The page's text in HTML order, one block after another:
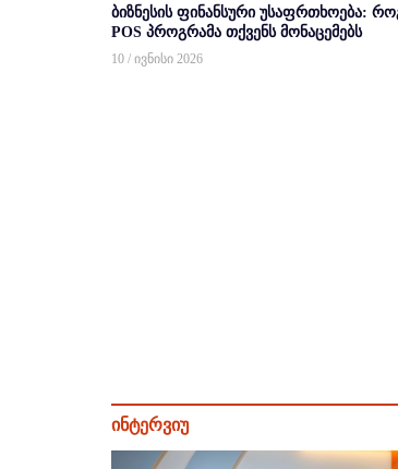
ბიზნესის ფინანსური უსაფრთხოება:
POS პროგრამა თქვენს მონაცემებს
10 / ივნისი 2026
ინტერვიუ